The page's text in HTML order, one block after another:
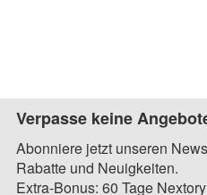
Verpasse keine
Abonniere jetzt unseren
Rabatte und Neuigkeiten.
Extra-Bonus: 60 Tage